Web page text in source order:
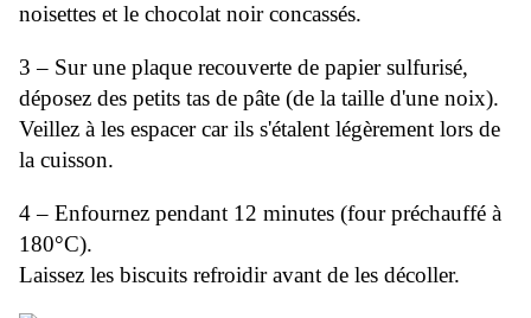
noisettes et le chocolat noir concassés.
3 – Sur une plaque recouverte de papier sulfurisé,
déposez des petits tas de pâte (de la taille d'une noix).
Veillez à les espacer car ils s'étalent légèrement lors de
la cuisson.
4 – Enfournez pendant 12 minutes (four préchauffé à
180°C).
Laissez les biscuits refroidir avant de les décoller.